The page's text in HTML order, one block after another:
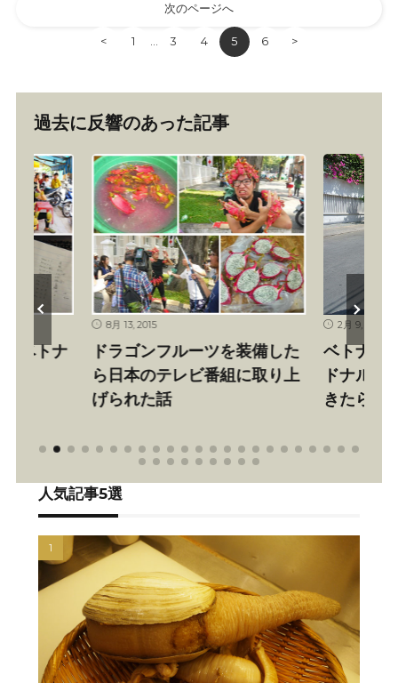
次のページへ
< 1 … 3 4 5 6 >
過去に反響のあった記事
備した
2月 9, 2014
ベトナム初のマクドナルドへ
ドナルドのコスプレで行って
きたら、入店を断られた話
11月 15, 2012
ベトナム
る方法
人気記事5選